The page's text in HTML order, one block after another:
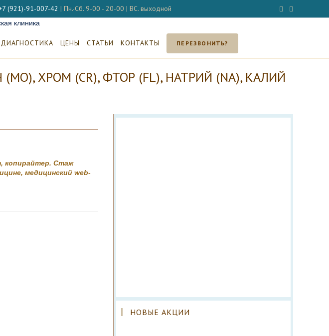
(921)-91-007-42 | Пн.-Сб. 9-00 - 20-00 | ВС. выходной
ДИАГНОСТИКА ЦЕНЫ СТАТЬИ КОНТАКТЫ ПЕРЕЗВОНИТЬ?
ХРОМ (CR), ФТОР (FL), НАТРИЙ (NA), КАЛИЙ
копирайтер. Стаж
медицинский web-
НОВЫЕ АКЦИИ